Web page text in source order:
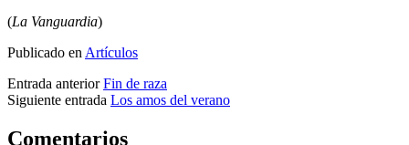
(La Vanguardia)
Publicado enArtículos
Entrada anterior Fin de raza
Siguiente entrada Los amos del verano
Comentarios